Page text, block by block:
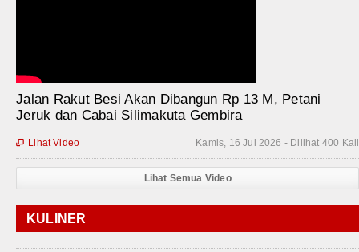
Jalan Rakut Besi Akan Dibangun Rp 13 M, Petani
Jeruk dan Cabai Silimakuta Gembira
Kamis, 16 Jul 2026 - Dilihat 400 Kali
 Lihat Video
Lihat Semua Video
KULINER